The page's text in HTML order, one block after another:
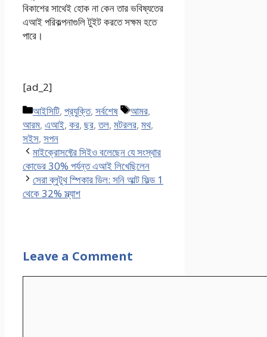
বিকাশের সাথেই হোক না কেন তার ভবিষ্যতের
এআই পরিকল্পনাগুলি টুইট করতে সক্ষম হতে
পারে।
[ad_2]
Categories
আইসিটি, প্রযুক্তি, সর্বশেষ Tags
আমর,
আরম, এআই, কর, ছর,তল, মটরলর, মথ,
সইস, সপন
মাইক্রোসফ্টের সিইও বলেছেন যে সংস্থার
কোডের 30% পর্যন্ত এআই লিখেছিলেন
সেরা ব্লুটুথ স্পিকার ডিল: সনি আল্ট ফিল্ড 1
থেকে 32% স্ল্যাশ
Leave a Comment